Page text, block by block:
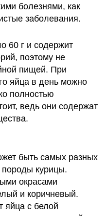
болезнями, как
заболевания.
60 г и содержит
поэтому не
пищей. При
яйца в день можно
полностью
ведь они содержат
быть самых разных
породы курицы.
окрасами
и коричневый.
яйца с белой